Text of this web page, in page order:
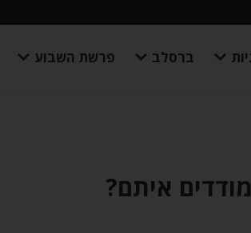
ברסלב פרשת השבוע
איתם?